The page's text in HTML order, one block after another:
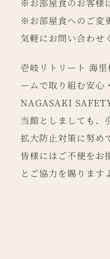
※お部屋食のお客様
※お部屋食へのご変
気軽にお問い合わせ
壱岐リトリート 海
ームで取り組む安心
NAGASAKI
当館としましても、
拡大防止対策に努め
皆様にはご不便をお
とご協力を賜ります